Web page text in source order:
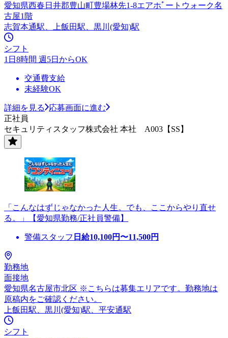
愛知県西春日井郡豊山町豊場林先1-8エアホﾟートウォーク名
古屋1階
志賀本通駅、上飯田駅、黒川(愛知)駅
シフト
1日8時間 週5日からOK
交通費支給
未経験OK
詳細を見る
応募画面に進む
正社員
セキュリティスタッフ株式会社 本社 A003【SS】
「こんなはずじゃなかった人生。でも、ここからやり直せ
る。」【愛知県勤務/正社員警備】
警備スタッフ 日給10,100円〜11,500円
勤務地
面接地
愛知県名古屋市北区 ※こちらは募集エリアです。勤務地は
原稿内をご確認ください。
上飯田駅、黒川(愛知)駅、平安通駅
シフト